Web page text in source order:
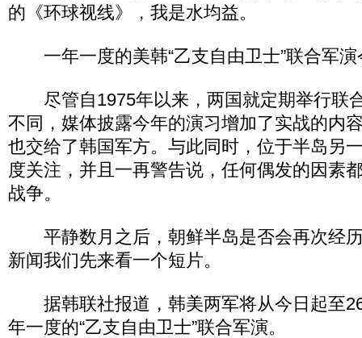
的《环球视线》，我是水均益。
一年一度的美韩“乙支自由卫士”联合军演
尽管自1975年以来，两国就定期举行联
不同，媒体披露今年的演习增加了实战的内
也交给了韩国军方。与此同时，位于半岛另
度关注，并且一再警告说，任何偶发的因素
战争。
平静数月之后，朝鲜半岛是否会再次经
新闻我们先来看一个短片。
据韩联社报道，韩美两军将从今日起至
年一度的“乙支自由卫士”联合军演。